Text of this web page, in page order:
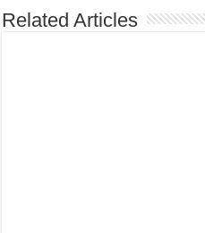
Related Articles